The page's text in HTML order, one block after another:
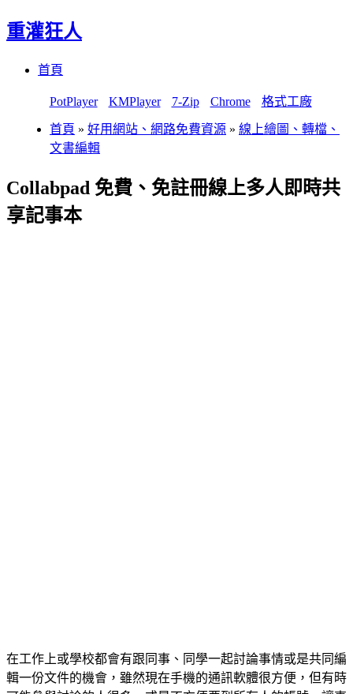
重灌狂人
首頁
PotPlayer KMPlayer 7-Zip Chrome 格式工廠
首頁 » 好用網站、網路免費資源 » 線上繪圖、轉檔、
文書編輯
Collabpad 免費、免註冊線上多人即時共
享記事本
在工作上或學校都會有跟同事、同學一起討論事情或是共同編
輯一份文件的機會，雖然現在手機的通訊軟體很方便，但有時